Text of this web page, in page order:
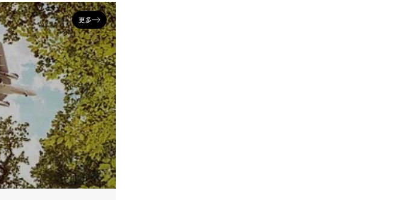
更多